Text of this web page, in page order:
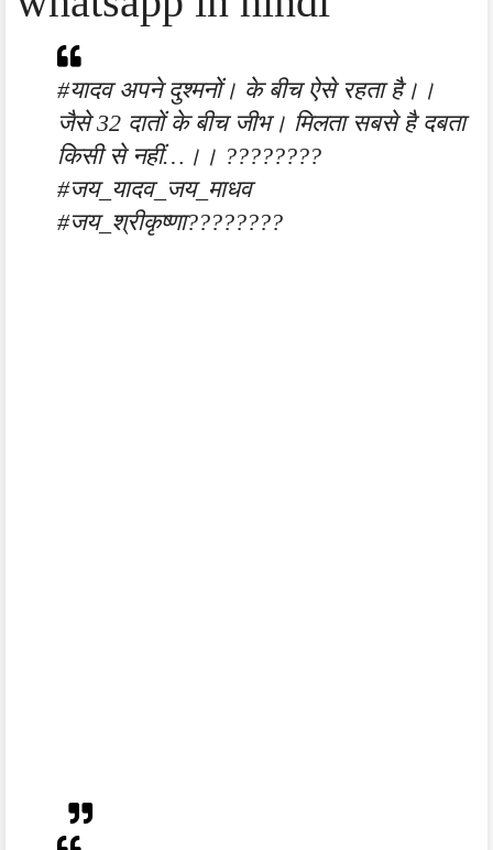
#यादव अपने दुश्मनों। के बीच ऐसे रहता है।।
जैसे 32 दातों के बीच जीभ। मिलता सबसे है दबता
किसी से नहीं…।। ????????
#जय_यादव_जय_माधव
#जय_श्रीकृष्णा????????